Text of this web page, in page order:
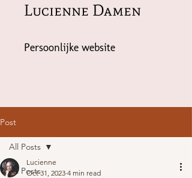
Lucienne Damen
Persoonlijke website
Post
All Posts
All Posts
Lucienne
Oct 31, 2023 4 min read